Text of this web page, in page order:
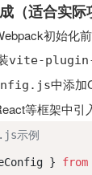
（适合实际
初始化前
vite-plugin-
中添加
等框架中引
示例
} from